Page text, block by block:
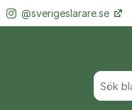
Sök
@sverigeslarare.se